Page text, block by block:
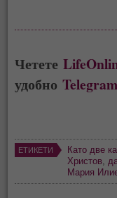
Четете
удобноTelegram
ЕТИКЕТИ Като две
Христов,
Мария